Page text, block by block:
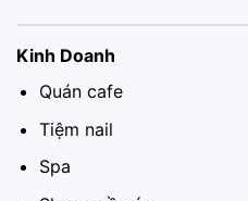
Kinh Doanh
Quán cafe
Tiệm nail
Spa